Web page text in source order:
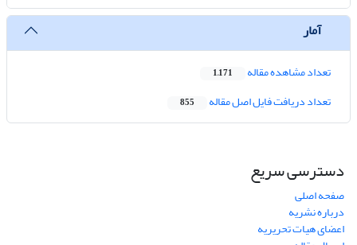
آمار
تعداد مشاهده مقاله 1,171
تعداد دریافت فایل اصل مقاله 855
دسترسی سریع
صفحه اصلی
درباره نشریه
اعضای هیات تحریریه